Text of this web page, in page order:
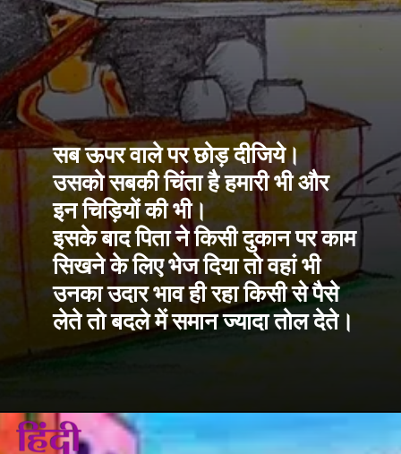
सब ऊपर वाले पर छोड़ दीजिये।
उसको सबकी चिंता है हमारी भी और
इन चिड़ियों की भी।
इसके बाद पिता ने किसी दुकान पर काम
सिखने के लिए भेज दिया तो वहां भी
उनका उदार भाव ही रहा किसी से पैसे
लेते तो बदले में समान ज्यादा तोल देते।